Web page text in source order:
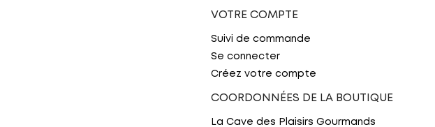
VOTRE COMPTE
Suivi de commande
Se connecter
Créez votre compte
COORDONNÉES DE LA BOUTIQUE
La Cave des Plaisirs Gourmands